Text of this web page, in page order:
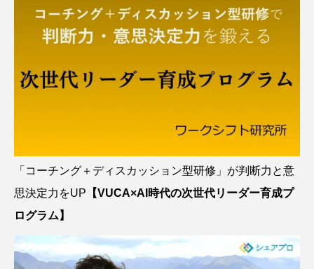
「コーチング＋ディスカッション型研修」が判断力と意
思決定力をUP 【VUCA×AI時代の次世代リーダー育成プ
ログラム】